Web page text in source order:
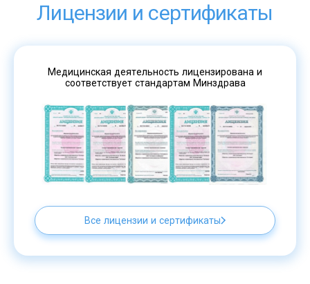
Лицензии и сертификаты
Медицинская деятельность лицензирована и
соответствует стандартам Минздрава
Все лицензии и сертификаты